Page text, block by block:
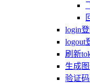
login
logout
刷新
生成
验证